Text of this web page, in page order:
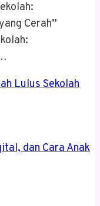
Cerah”
Lulus Sekolah